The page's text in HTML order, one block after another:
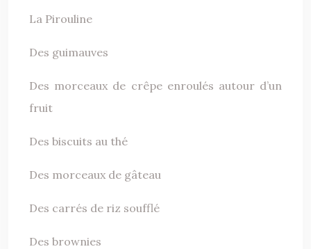
La Pirouline
Des guimauves
Des morceaux de crêpe enroulés autour d’un
fruit
Des biscuits au thé
Des morceaux de gâteau
Des carrés de riz soufflé
Des brownies